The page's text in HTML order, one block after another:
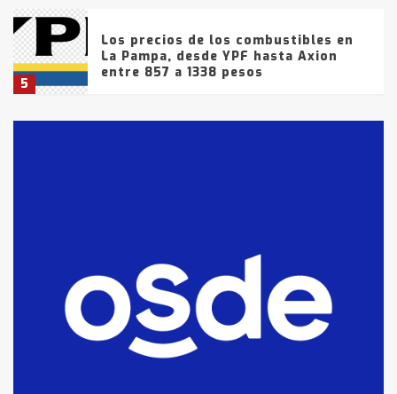
5
Los precios de los combustibles en
La Pampa, desde YPF hasta Axion
entre 857 a 1338 pesos
fueron detenidos por
comercialización de drogas en la
tarde del sábado
T.Lauquen: se vendió el edificio de
lo que fue la planta Industrial del